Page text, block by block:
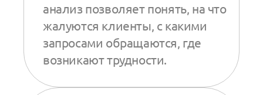
анализ позволяет понять, на что
жалуются клиенты, с какими
запросами обращаются, где
возникают трудности.